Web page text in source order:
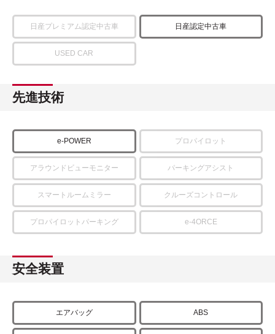
日産プレミアム認定中古車 日産認定中古車
USED CAR
先進技術
e-POWER プロパイロット
アラウンドビューモニター パーキングアシスト
スマートルームミラー クルーズコントロール
プロパイロットパーキング e-4ORCE
安全装置
エアバッグ ABS